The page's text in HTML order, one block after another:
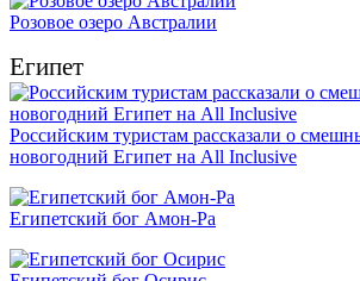
Розовое озеро Австралии
Египет
Российским туристам рассказали о
новогодний Египет на All Inclusive
Египетский бог Амон-Ра